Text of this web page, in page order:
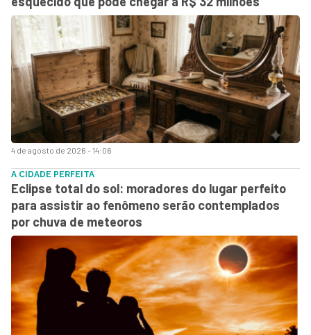
4 de agosto de 2026 - 14:06
A CIDADE PERFEITA
Eclipse total do sol: moradores do lugar perfeito
para assistir ao fenômeno serão contemplados
por chuva de meteoros